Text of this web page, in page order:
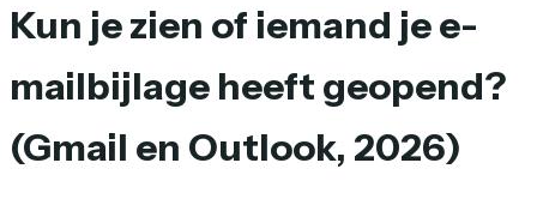
Kun je zien of iemand je e-
mailbijlage heeft geopend?
(Gmail en Outlook, 2026)